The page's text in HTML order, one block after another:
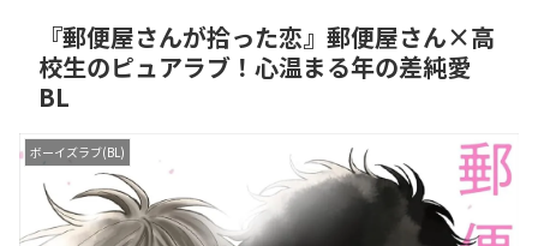
『郵便屋さんが拾った恋』郵便屋さん×高
校生のピュアラブ！心温まる年の差純愛
BL
ボーイズラブ(BL)